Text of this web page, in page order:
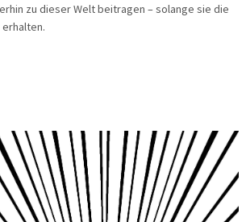
zu dieser Welt beitragen – solange sie die